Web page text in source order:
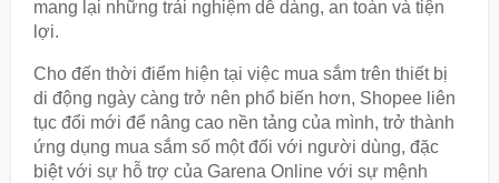
mang lại những trải nghiệm dễ dàng, an toàn và tiện
lợi.
Cho đến thời điểm hiện tại việc mua sắm trên thiết bị
di động ngày càng trở nên phổ biến hơn, Shopee liên
tục đổi mới để nâng cao nền tảng của mình, trở thành
ứng dụng mua sắm số một đối với người dùng, đặc
biệt với sự hỗ trợ của Garena Online với sự mệnh